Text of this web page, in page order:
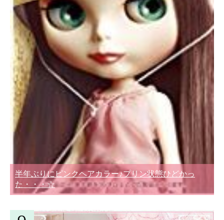
半年ぶりにピンクヘアカラー♪プリン状態ひどかっ
た・・・☆